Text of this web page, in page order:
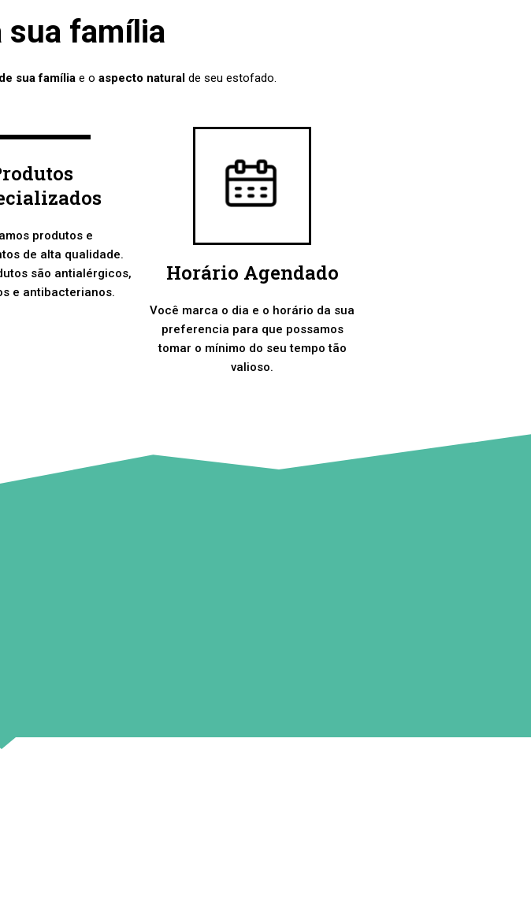
sua família
sua famíliae o aspecto naturalde seu estofado.
produtos e
de alta qualidade.
são antialérgicos,
e antibacterianos.
Horário Agendado
Você marca o dia e o horário da sua
preferencia para que possamos
tomar o mínimo do seu tempo tão
valioso.